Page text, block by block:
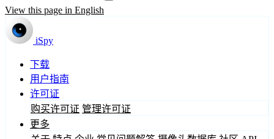
View this page in English
iSpy
下载
用户指南
许可证
购买许可证 管理许可证
更多